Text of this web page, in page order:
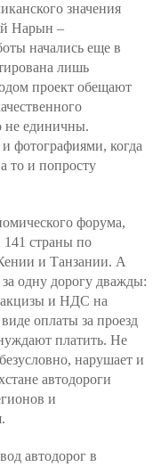
значения
Нарын –
начались еще в
лишь
проект обещают
не единичны.
фотографиями, когда
то и попросту
форума,
141 страны по
и Танзании. А
одну дорогу дважды:
акцизы и НДС на
оплаты за проезд
платить. Не
нарушает и
автодороги
и
автодорог в